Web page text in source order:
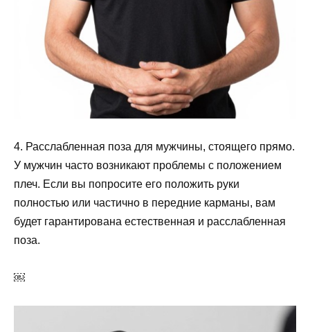
4. Расслабленная поза для мужчины, стоящего прямо.
У мужчин часто возникают проблемы с положением
плеч. Если вы попросите его положить руки
полностью или частично в передние карманы, вам
будет гарантирована естественная и расслабленная
поза.
￼